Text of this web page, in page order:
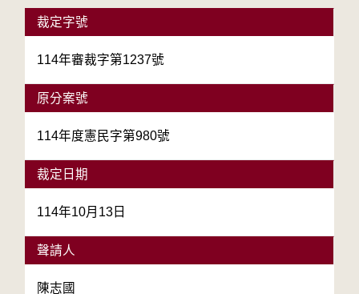
裁定字號
114年審裁字第1237號
原分案號
114年度憲民字第980號
裁定日期
114年10月13日
聲請人
陳志國